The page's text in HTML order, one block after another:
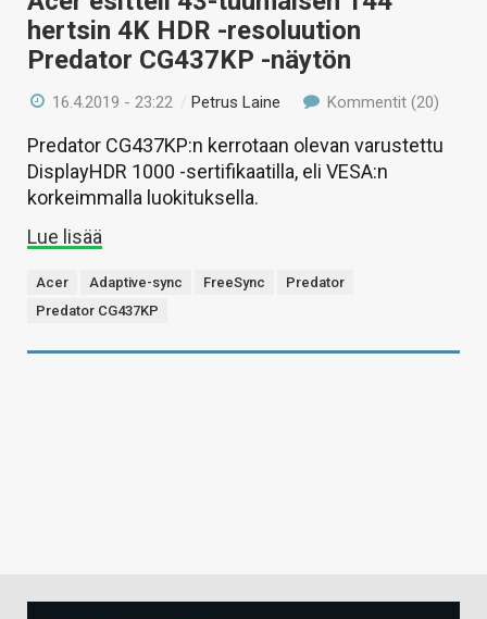
hertsin 4K HDR -resoluution
Predator CG437KP -näytön
16.4.2019 - 23:22 / Petrus Laine Kommentit (20)
Predator CG437KP:n kerrotaan olevan varustettu
DisplayHDR 1000 -sertifikaatilla, eli VESA:n
korkeimmalla luokituksella.
Lue lisää
Acer Adaptive-sync FreeSync
Predator
Predator CG437KP